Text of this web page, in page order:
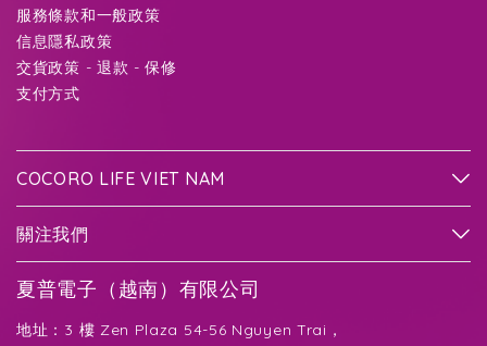
服務條款和一般政策
信息隱私政策
交貨政策 - 退款 - 保修
支付方式
COCORO LIFE VIET NAM
關注我們
夏普電子（越南）有限公司
地址：3 樓 Zen Plaza 54-56 Nguyen Trai，